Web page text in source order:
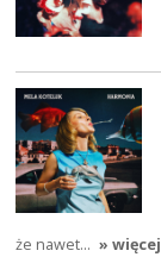
że nawet… » więcej